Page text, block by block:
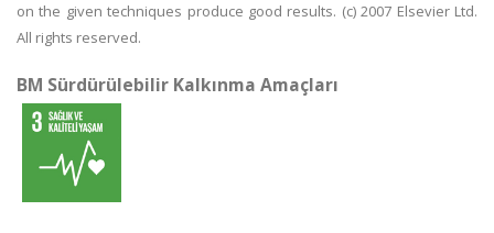
on the given techniques produce good results. (c) 2007 Elsevier Ltd.
All rights reserved.
BM Sürdürülebilir Kalkınma Amaçları